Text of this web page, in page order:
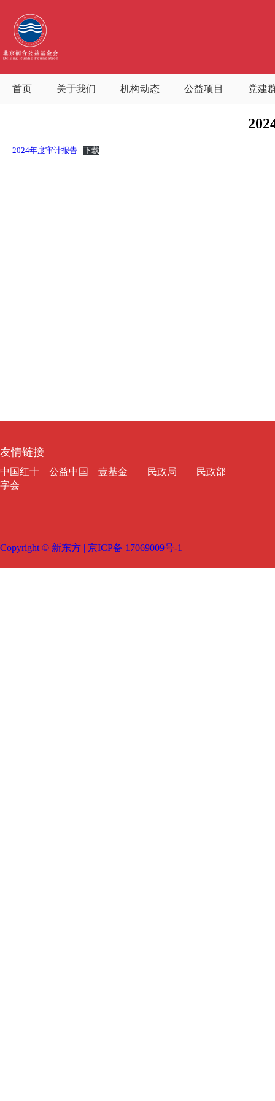
首页 关于我们 机构动态 公益项目 党建
2024年度审计报告 下载
友情链接
中国红十
字会
公益中国 壹基金 民政局 民政部
Copyright © 新东方 | 京ICP备 17069009号-1